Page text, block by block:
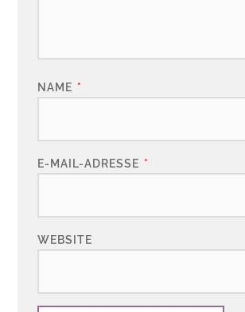
NAME *
E-MAIL-ADRESSE *
WEBSITE